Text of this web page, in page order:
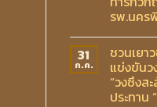
รพ.นคร
31
ก.ค.
ชวนเยา
แข่งขัน
“วงซึงส
ประทาน